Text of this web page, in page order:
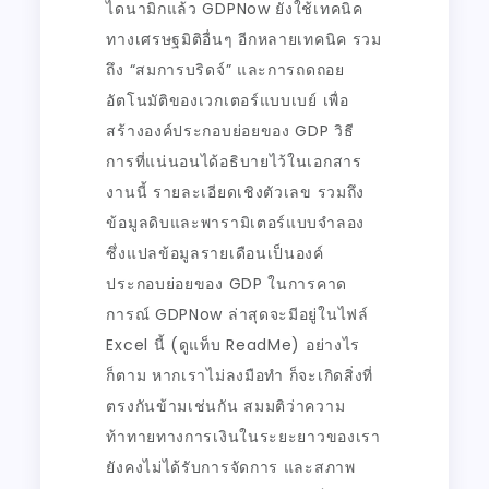
ไดนามิกแล้ว GDPNow ยังใช้เทคนิค
ทางเศรษฐมิติอื่นๆ อีกหลายเทคนิค รวม
ถึง “สมการบริดจ์” และการถดถอย
อัตโนมัติของเวกเตอร์แบบเบย์ เพื่อ
สร้างองค์ประกอบย่อยของ GDP วิธี
การที่แน่นอนได้อธิบายไว้ในเอกสาร
งานนี้ รายละเอียดเชิงตัวเลข รวมถึง
ข้อมูลดิบและพารามิเตอร์แบบจำลอง
ซึ่งแปลข้อมูลรายเดือนเป็นองค์
ประกอบย่อยของ GDP ในการคาด
การณ์ GDPNow ล่าสุดจะมีอยู่ในไฟล์
Excel นี้ (ดูแท็บ ReadMe) อย่างไร
ก็ตาม หากเราไม่ลงมือทำ ก็จะเกิดสิ่งที่
ตรงกันข้ามเช่นกัน สมมติว่าความ
ท้าทายทางการเงินในระยะยาวของเรา
ยังคงไม่ได้รับการจัดการ และสภาพ